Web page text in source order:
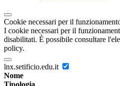
Cookie necessari per il
I cookie necessari per il
disabilitati. È possibile consultare
policy.
lnx.setificio.edu.it
Nome
Tipologia